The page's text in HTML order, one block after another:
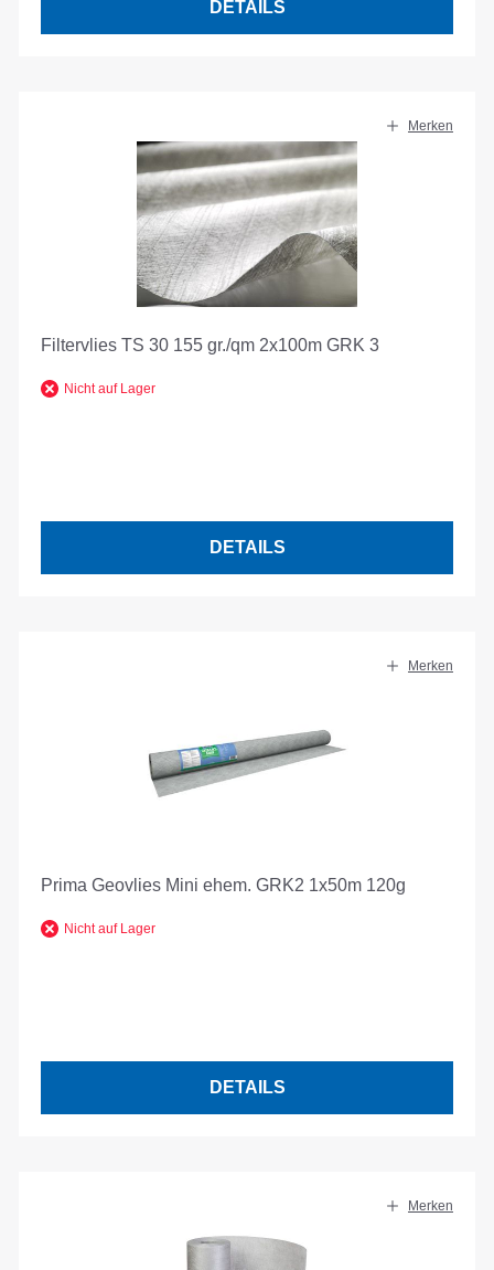
DETAILS
Merken
Filtervlies TS 30 155 gr./qm 2x100m GRK 3
Nicht auf Lager
DETAILS
Merken
Prima Geovlies Mini ehem. GRK2 1x50m 120g
Nicht auf Lager
DETAILS
Merken